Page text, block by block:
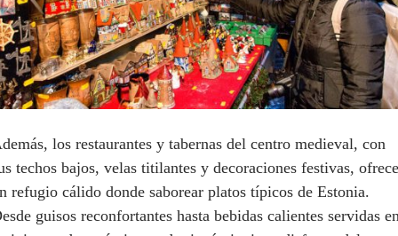
los restaurantes y tabernas del centro medieval, con
techos bajos, velas titilantes y decoraciones festivas,
refugio cálido donde saborear platos típicos de Estonia.
guisos reconfortantes hasta bebidas calientes servidas